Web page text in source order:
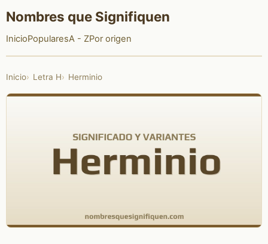
Nombres que Signifiquen
InicioPopularesA - ZPor origen
Inicio Letra H Herminio